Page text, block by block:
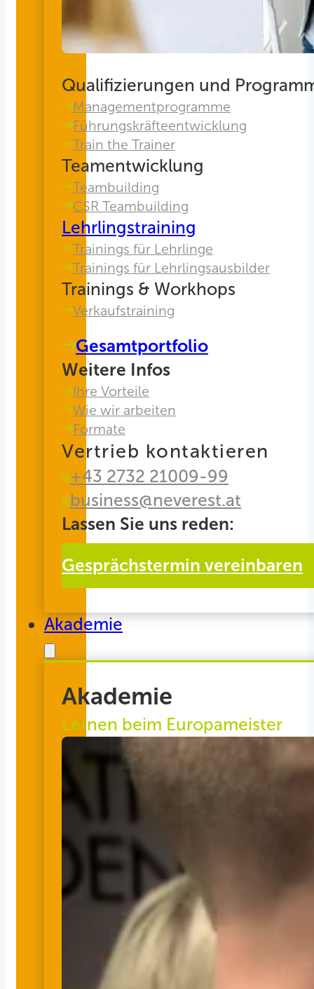
Qualifizierungen und
Managementprogramme
Führungskräfteentwicklung
Train the Trainer
Teamentwicklung
Teambuilding
CSR Teambuilding
Lehrlingstraining
Trainings für Lehrlinge
Trainings für Lehrlingsausbilder
Trainings & Workhops
Verkaufstraining
Gesamtportfolio
Weitere Infos
Ihre Vorteile
Wie wir arbeiten
Formate
Vertrieb kontaktieren
+43 2732 21009-99
business@neverest.at
Lassen Sie uns reden:
Gesprächstermin vereinbaren
Akademie
Akademie
Lernen beim Europameister